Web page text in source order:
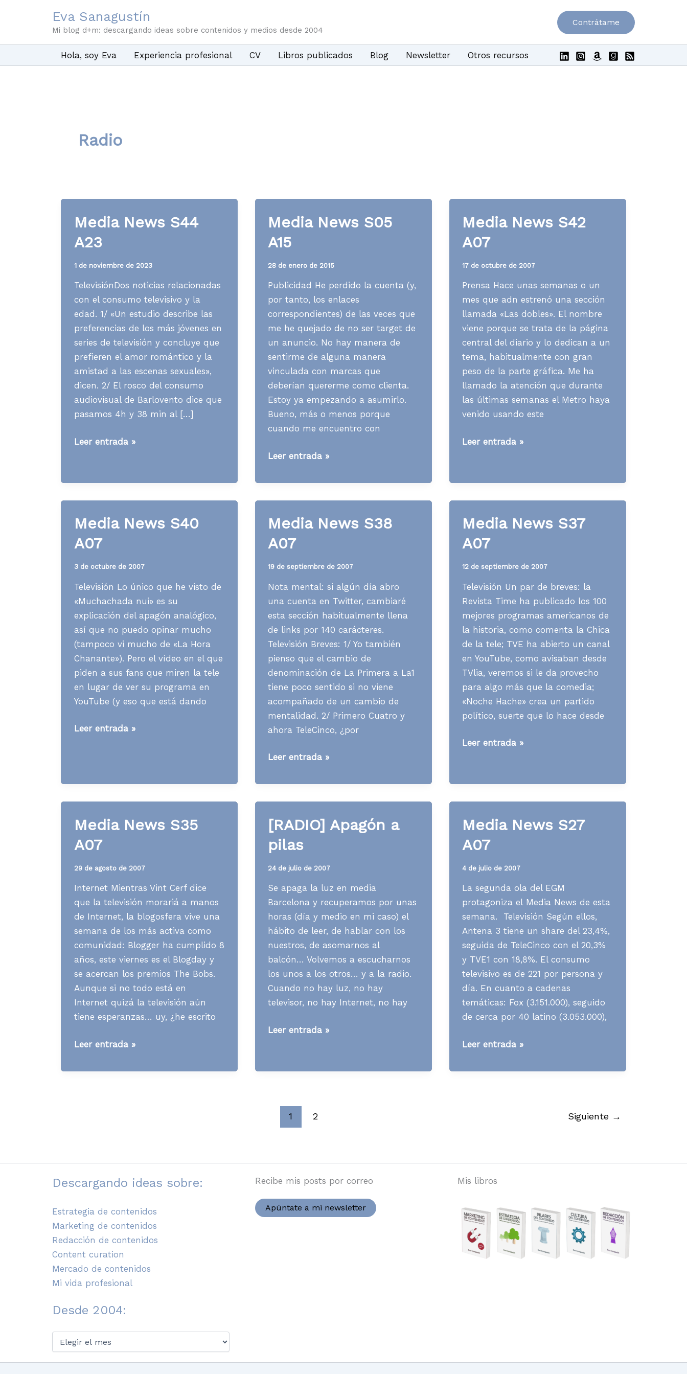
Eva Sanagustín
Mi blog d+m: descargando ideas sobre contenidos y medios desde 2004
Contrátame
Hola, soy Eva Experiencia profesional CV Libros publicados Blog Newsletter Otros recursos
Radio
Media News S44
A23
1 de noviembre de 2023
TelevisiónDos noticias relacionadas
con el consumo televisivo y la
edad. 1/ «Un estudio describe las
preferencias de los más jóvenes en
series de televisión y concluye que
prefieren el amor romántico y la
amistad a las escenas sexuales»,
dicen. 2/ El rosco del consumo
audiovisual de Barlovento dice que
pasamos 4h y 38 min al […]
Media
A23
Leer entrada »
Media News S05
A15
28 de enero de 2015
Publicidad He perdido la cuenta (y,
por tanto, los enlaces
correspondientes) de las veces que
me he quejado de no ser target de
un anuncio. No hay manera de
sentirme de alguna manera
vinculada con marcas que
deberían quererme como clienta.
Estoy ya empezando a asumirlo.
Bueno, más o menos porque
cuando me encuentro con
Media
S05
A15
Leer entrada »
Media News S42
A07
17 de octubre de 2007
Prensa Hace unas semanas o un
mes que adn estrenó una sección
llamada «Las dobles». El nombre
viene porque se trata de la página
central del diario y lo dedican a un
tema, habitualmente con gran
peso de la parte gráfica. Me ha
llamado la atención que durante
las últimas semanas el Metro haya
venido usando este
Media
A07
Leer entrada »
Media News S40
A07
3 de octubre de 2007
Televisión Lo único que he visto de
«Muchachada nui» es su
explicación del apagón analógico,
así que no puedo opinar mucho
(tampoco vi mucho de «La Hora
Chanante»). Pero el vídeo en el que
piden a sus fans que miren la tele
en lugar de ver su programa en
YouTube (y eso que está dando
Media
Leer entrada »
Media News S38
A07
19 de septiembre de 2007
Nota mental: si algún día abro
una cuenta en Twitter, cambiaré
esta sección habitualmente llena
de links por 140 carácteres.
Televisión Breves: 1/ Yo también
pienso que el cambio de
denominación de La Primera a La1
tiene poco sentido si no viene
acompañado de un cambio de
mentalidad. 2/ Primero Cuatro y
ahora TeleCinco, ¿por
Media
S38
A07
Leer entrada »
Media News S37
A07
12 de septiembre de 2007
Televisión Un par de breves: la
Revista Time ha publicado los 100
mejores programas americanos de
la historia, como comenta la Chica
de la tele; TVE ha abierto un canal
en YouTube, como avisaban desde
TVlia, veremos si le da provecho
para algo más que la comedia;
«Noche Hache» crea un partido
político, suerte que lo hace desde
Media
A07
Leer entrada »
Media News S35
A07
29 de agosto de 2007
Internet Mientras Vint Cerf dice
que la televisión morariá a manos
de Internet, la blogosfera vive una
semana de los más activa como
comunidad: Blogger ha cumplido 8
años, este viernes es el Blogday y
se acercan los premios The Bobs.
Aunque si no todo está en
Internet quizá la televisión aún
tiene esperanzas… uy, ¿he escrito
Media
S35
Leer entrada »
[RADIO] Apagón a
pilas
24 de julio de 2007
Se apaga la luz en media
Barcelona y recuperamos por unas
horas (día y medio en mi caso) el
hábito de leer, de hablar con los
nuestros, de asomarnos al
balcón… Volvemos a escucharnos
los unos a los otros… y a la radio.
Cuando no hay luz, no hay
televisor, no hay Internet, no hay
[RADIO]
pilas
Leer entrada »
Media News S27
A07
4 de julio de 2007
La segunda ola del EGM
protagoniza el Media News de esta
semana. Televisión Según ellos,
Antena 3 tiene un share del 23,4%,
seguida de TeleCinco con el 20,3%
y TVE1 con 18,8%. El consumo
televisivo es de 221 por persona y
día. En cuanto a cadenas
temáticas: Fox (3.151.000), seguido
de cerca por 40 latino (3.053.000),
Media
S27
Leer entrada »
1 2 Siguiente →
Descargando ideas sobre:
Estrategia de contenidos
Marketing de contenidos
Redacción de contenidos
Content curation
Mercado de contenidos
Mi vida profesional
Desde 2004:
2004:
Recibe mis posts por correo
Apúntate a mi newsletter
Mis libros